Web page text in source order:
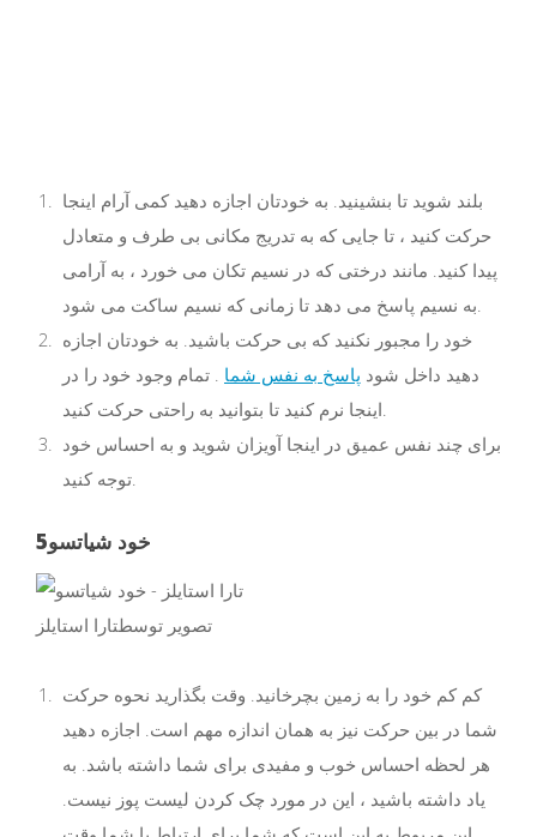
بلند شوید تا بنشینید. به خودتان اجازه دهید کمی آرام اینجا
حرکت کنید ، تا جایی که به تدریج مکانی بی طرف و متعادل
پیدا کنید. مانند درختی که در نسیم تکان می خورد ، به آرامی
به نسیم پاسخ می دهد تا زمانی که نسیم ساکت می شود.
خود را مجبور نکنید که بی حرکت باشید. به خودتان اجازه
دهید داخل شود پاسخ به نفس شما . تمام وجود خود را در
اینجا نرم کنید تا بتوانید به راحتی حرکت کنید.
برای چند نفس عمیق در اینجا آویزان شوید و به احساس خود
توجه کنید.
5خود شیاتسو
تصویر توسطتارا استایلز
کم کم خود را به زمین بچرخانید. وقت بگذارید نحوه حرکت
شما در بین حرکت نیز به همان اندازه مهم است. اجازه دهید
هر لحظه احساس خوب و مفیدی برای شما داشته باشد. به
یاد داشته باشید ، این در مورد چک کردن لیست پوز نیست.